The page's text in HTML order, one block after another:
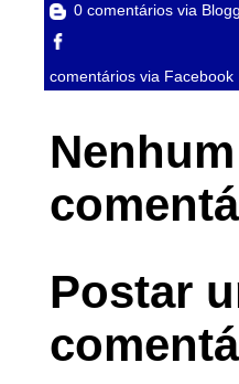
0 comentários via
comentários via Facebook
Nenhum
Postar